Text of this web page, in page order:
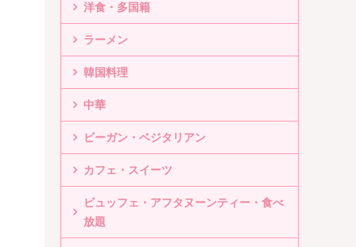
洋食・多国籍
ラーメン
韓国料理
中華
ビーガン・ベジタリアン
カフェ・スイーツ
ビュッフェ・アフタヌーンティー・食べ
放題